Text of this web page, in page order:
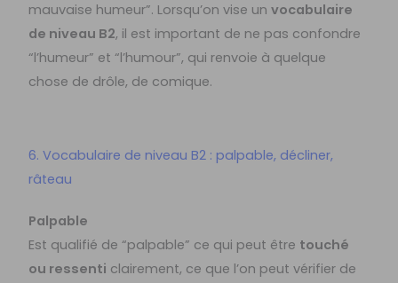
mauvaise humeur”. Lorsqu’on vise unvocabulaire
de niveau B2, il est important de ne pas confondre
“l’humeur” et “l’humour”, qui renvoie à quelque
chose de drôle, de comique.
6. Vocabulaire de niveau B2 : palpable, décliner,
râteau
Palpable
Est qualifié de “palpable” ce qui peut être touché
ou ressenti clairement, ce que l’on peut vérifier de